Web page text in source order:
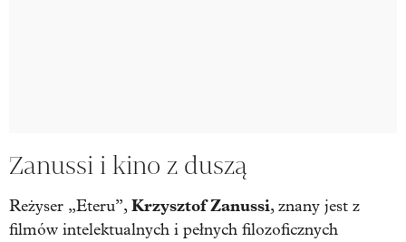
Zanussi i kino z duszą
Reżyser „Eteru”,Krzysztof Zanussi, znany jest z
filmów intelektualnych i pełnych filozoficznych